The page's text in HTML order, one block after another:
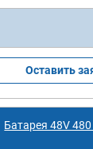
Оставить
Батарея 48V